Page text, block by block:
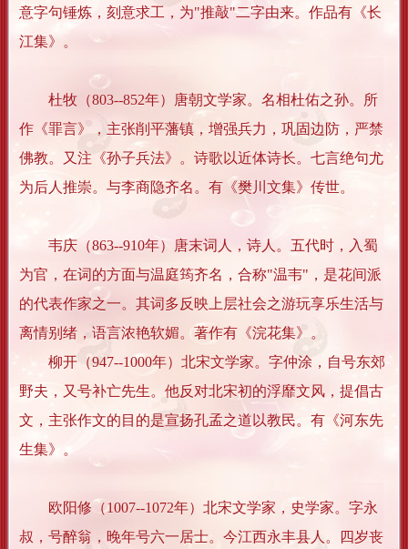
意字句锤炼，刻意求工，为"推敲"二字由来。作品有《长
江集》。
杜牧（803--852年）唐朝文学家。名相杜佑之孙。所
作《罪言》，主张削平藩镇，增强兵力，巩固边防，严禁
佛教。又注《孙子兵法》。诗歌以近体诗长。七言绝句尤
为后人推崇。与李商隐齐名。有《樊川文集》传世。
韦庆（863--910年）唐末词人，诗人。五代时，入蜀
为官，在词的方面与温庭筠齐名，合称"温韦"，是花间派
的代表作家之一。其词多反映上层社会之游玩享乐生活与
离情别绪，语言浓艳软媚。著作有《浣花集》。
柳开（947--1000年）北宋文学家。字仲涂，自号东郊
野夫，又号补亡先生。他反对北宋初的浮靡文风，提倡古
文，主张作文的目的是宣扬孔孟之道以教民。有《河东先
生集》。
欧阳修（1007--1072年）北宋文学家，史学家。字永
叔，号醉翁，晚年号六一居士。今江西永丰县人。四岁丧